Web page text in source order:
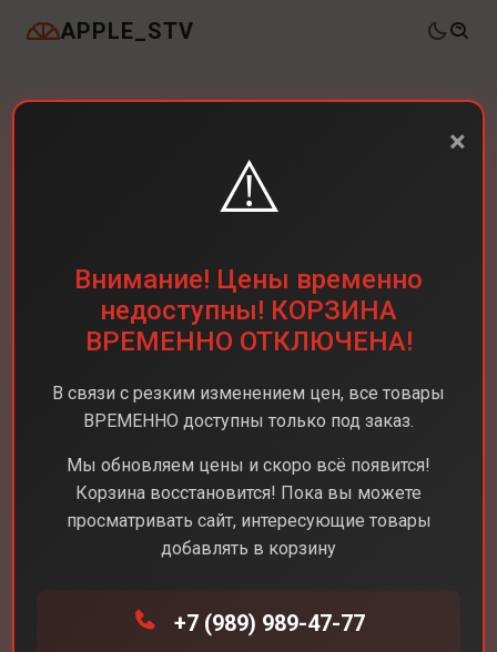
APPLE_STV
Планшеты Apple iPad 11 WiFi 2025
×
⚠️
Внимание! Цены временно
недоступны! КОРЗИНА
ВРЕМЕННО ОТКЛЮЧЕНА!
В связи с резким изменением цен, все товары
ВРЕМЕННО доступны только под заказ.
Мы обновляем цены и скоро всё появится!
Корзина восстановится! Пока вы можете
просматривать сайт, интересующие товары
добавлять в корзину
+7 (989) 989-47-77